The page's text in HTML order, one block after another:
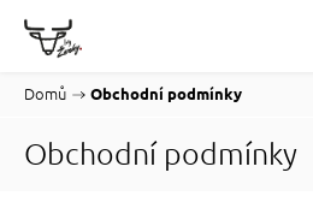
Domů / Obchodní podmínky
Obchodní podmínky